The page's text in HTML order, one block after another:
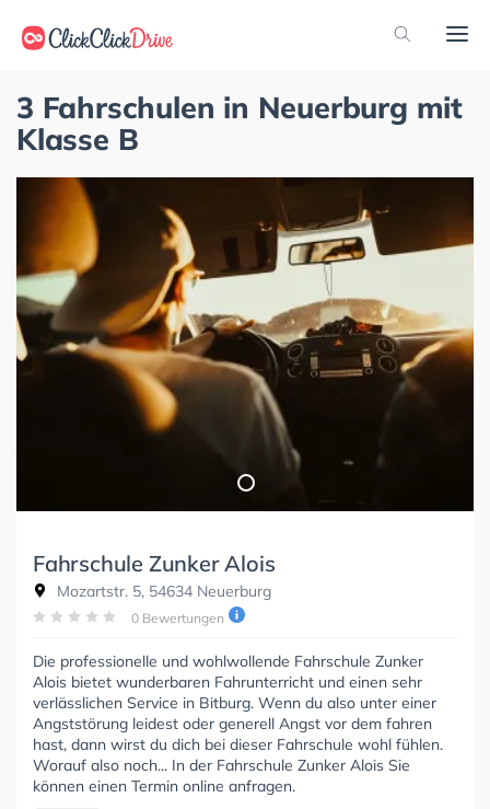
3 Fahrschulen in Neuerburg mit
Klasse B
Fahrschule Zunker Alois
Mozartstr. 5, 54634 Neuerburg
0 Bewertungen
Die professionelle und wohlwollende Fahrschule Zunker
Alois bietet wunderbaren Fahrunterricht und einen sehr
verlässlichen Service in Bitburg. Wenn du also unter einer
Angststörung leidest oder generell Angst vor dem fahren
hast, dann wirst du dich bei dieser Fahrschule wohl fühlen.
Worauf also noch... In der Fahrschule Zunker Alois Sie
können einen Termin online anfragen.